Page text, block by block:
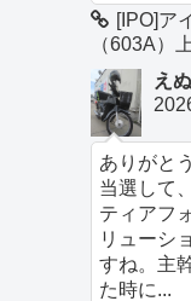
[IPO]ア
（603A）
え
ありがと
当選して
ティアフ
リューシ
すね。主
た時に...